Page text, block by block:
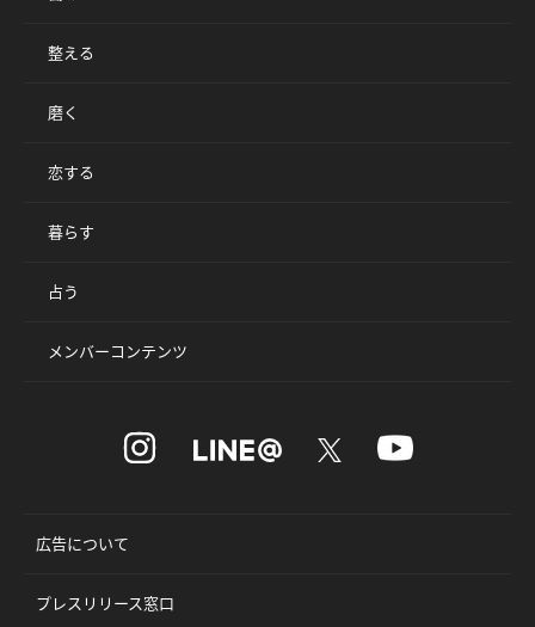
整える
磨く
恋する
暮らす
占う
メンバーコンテンツ
広告について
プレスリリース窓口